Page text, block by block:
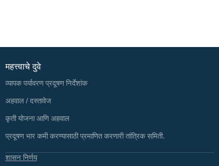
महत्त्वाचे दुवे
व्यापक पर्यावरण प्रदूषण निर्देशांक
अहवाल / दस्तावेज
कृती योजना आणि अहवाल
प्रदूषण भार कमी करण्यासाठी प्रमाणित करणारी तांत्रिक समिती.
शासन निर्णय